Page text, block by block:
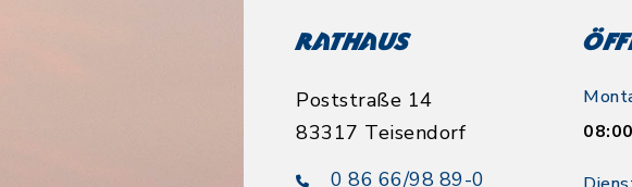
Rathaus
Poststraße 14
83317 Teisendorf
0 86 66/98 89-0